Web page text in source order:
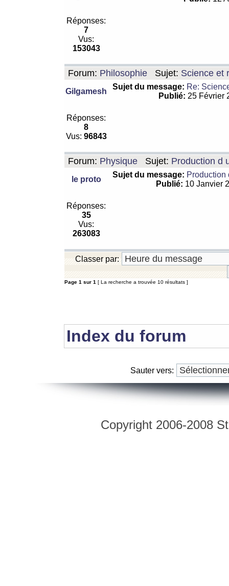
Réponses:
7
Vus:
153043
Forum: Philosophie Sujet: Science et
Gilgamesh
Sujet du message: Re:
Publié: 25 Février
Réponses:
8
Vus: 96843
Forum: Physique Sujet: Production d
le proto
Sujet du message: Production
Publié: 10 Janvier
Réponses:
35
Vus:
263083
Classer par:
Page 1 sur 1 [ La recherche a trouvée 10 résultats ]
Index du forum
Sauter vers:
Copyright 2006-2008